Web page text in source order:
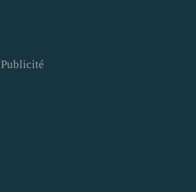
Publicité